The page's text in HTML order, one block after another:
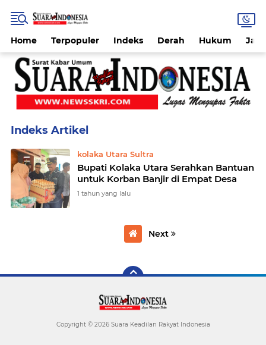
Home Terpopuler Indeks Derah Hukum
kolaka Utara Sultra
Bupati Kolaka Utara Serahkan Bantuan
untuk Korban Banjir di Empat Desa
1 tahun yang lalu
Next
Copyright © 2026 Suara Keadilan Rakyat Indonesia